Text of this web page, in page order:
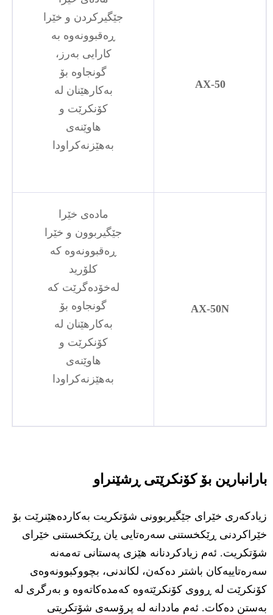
AX-50
جێگیرکردن و خێرا
ڕەقبوونەوە بە
کارایی بەرز،
گونجاوە بۆ
بەکارهێنان لە
کۆنکرێت و
هاوێنەی
بەهێزنەکراودا
AX-50N
مادەی خێرا
جێگیربوون و خێرا
ڕەقبوونەوە کە
کلۆرید
لەخۆدەگرێت کە
گونجاوە بۆ
بەکارهێنان لە
کۆنکرێت و
هاوێنەی
بەهێزنەکراودا
بارانبارین بۆ کۆنکرێتی ڕشێنراو
زیادکەری خێرای جێگیربوونی شۆتکریت بەکاردەهێنرێت بۆ
خێراکردنی ڕێکخستنی سەرەتایی یان ڕێکخستنی خێرای
شۆتکریت. ئەم زیادکردنانە هێزی پەستانی تەمەنە
سەرەتاییەکان باشتر دەکەن، لکاندنی، بچووکبوونەوەی
کۆنکرێت لە ڕووی کۆنکرێتەوە کەمدەکاتەوە و بەرگری لە
بەستن دەکات. ئەم ماددانە لە پرۆسەی شۆتکریتی